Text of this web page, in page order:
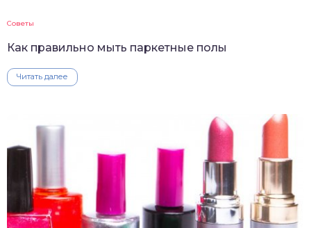
Советы
Как правильно мыть паркетные полы
Читать далее